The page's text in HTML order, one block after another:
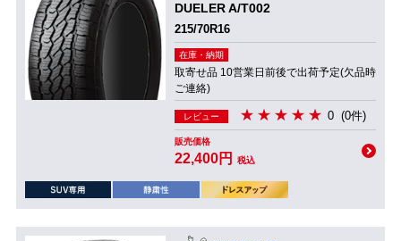
DUELER A/T002
215/70R16
在庫・納期
取寄せ品 10営業日前後で出荷予定(欠品時
ご連絡)
レビュー 0 (0件)
販売価格
22,400円 税込